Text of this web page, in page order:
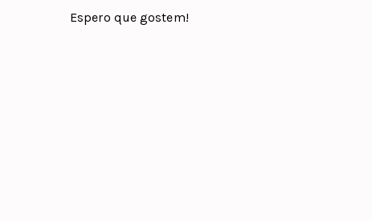
Espero que gostem!